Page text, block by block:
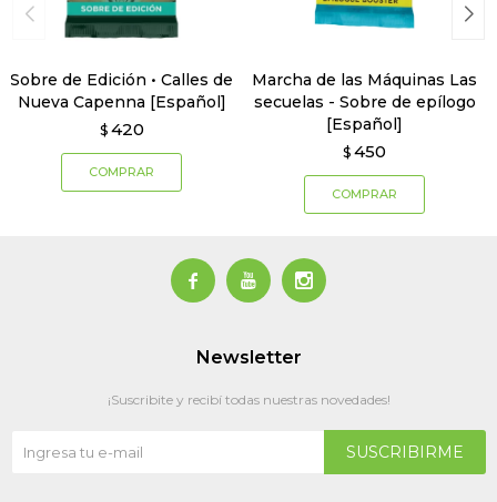
Sobre de Edición • Calles de
Nueva Capenna [Español]
$ 420
Marcha de las Máquinas Las
secuelas - Sobre de epílogo
[Español]
$ 450
  
Newsletter
¡Suscribite y recibí todas nuestras novedades!
SUSCRIBIRME